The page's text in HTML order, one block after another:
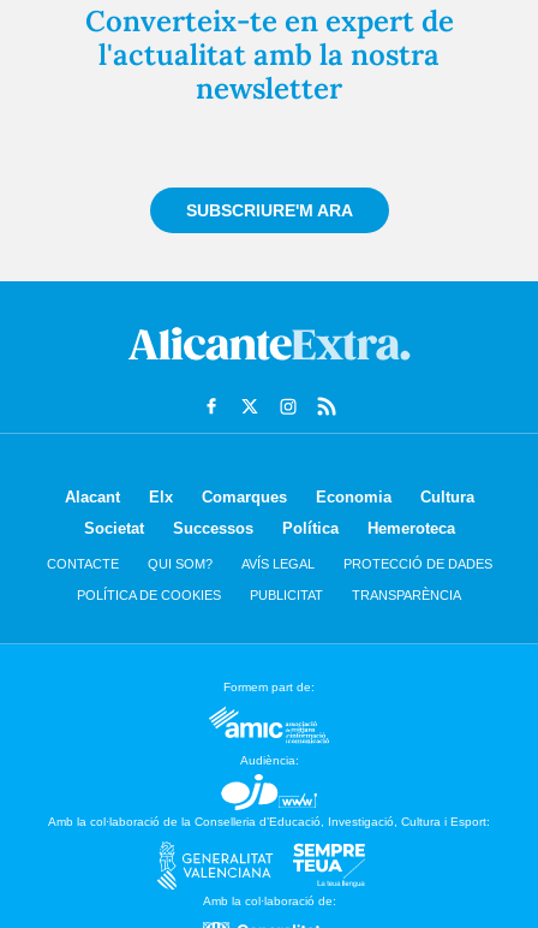
Converteix-te en expert de
l'actualitat amb la nostra
newsletter
SUBSCRIURE'M ARA
Alacant Elx Comarques Economia
Cultura
Societat
Successos Política Hemeroteca
CONTACTE QUI SOM? AVÍS LEGAL PROTECCIÓ DE DADES
POLÍTICA DE COOKIES PUBLICITAT TRANSPARÈNCIA
Formem part de:
Audiència:
Amb la col·laboració de la Conselleria d’Educació, Investigació, Cultura i Esport:
Amb la col·laboració de: